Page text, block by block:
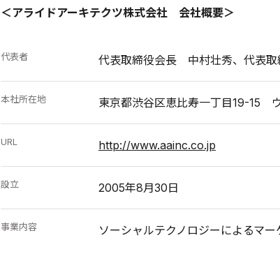
＜アライドアーキテクツ株式会社 会社概要＞
代表者 代表取締役会長 中村壮秀、代表
本社所在地 東京都渋谷区恵比寿一丁目19-15
URL http://www.aainc.co.jp
設立 2005年8月30日
事業内容 ソーシャルテクノロジーによるマ